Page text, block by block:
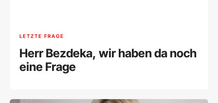
LETZTE FRAGE
Herr Bezdeka, wir haben da noch
eine Frage